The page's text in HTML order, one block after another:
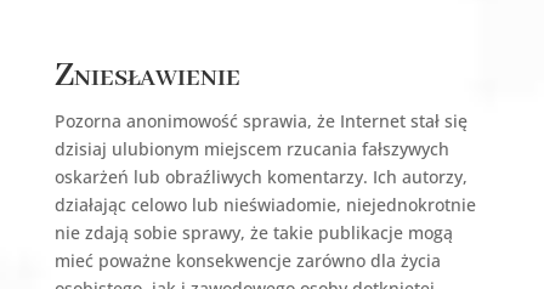
Zniesławienie
Pozorna anonimowość sprawia, że Internet stał się
dzisiaj ulubionym miejscem rzucania fałszywych
oskarżeń lub obraźliwych komentarzy. Ich autorzy,
działając celowo lub nieświadomie, niejednokrotnie
nie zdają sobie sprawy, że takie publikacje mogą
mieć poważne konsekwencje zarówno dla życia